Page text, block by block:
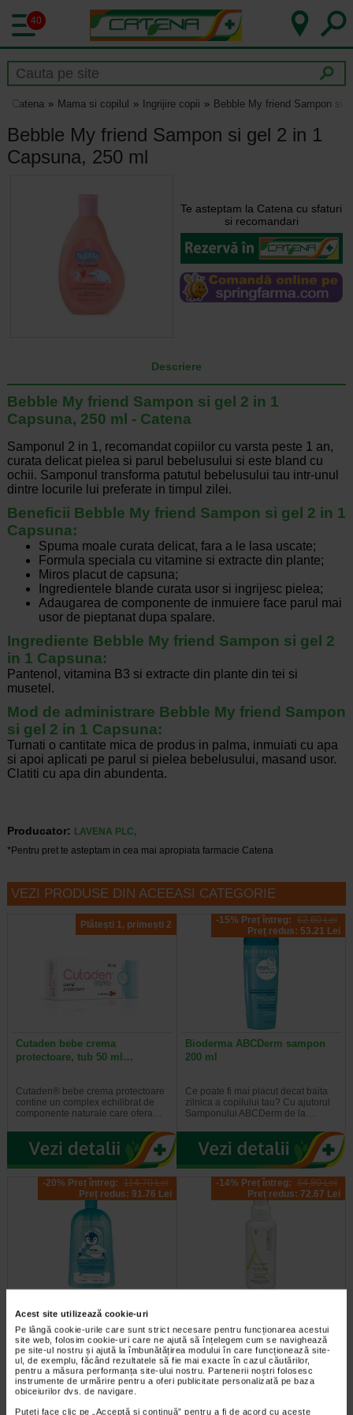
Acest site utilizează cookie-uri
Pe lângă cookie-urile care sunt strict necesare pentru funcționarea acestui
site web, folosim cookie-uri care ne ajută să înțelegem cum se navighează
pe site-ul nostru și ajută la îmbunătățirea modului în care funcționează site-
ul, de exemplu, făcând rezultatele să fie mai exacte în cazul căutărilor,
pentru a măsura performanța site-ului nostru. Partenerii noștri folosesc
instrumente de urmărire pentru a oferi publicitate personalizată pe baza
obiceiurilor dvs. de navigare.
Puteți face clic pe „Acceptă si continuă” pentru a fi de acord cu aceste
40
Catena Mama si copilul Ingrijire copii Bebble My friend Sampon si
Bebble My friend Sampon si gel 2 in 1
Capsuna, 250 ml
Te asteptam la Catena cu sfaturi
si recomandari
Descriere
Bebble My friend Sampon si gel 2 in 1
Capsuna, 250 ml - Catena
Samponul 2 in 1, recomandat copiilor cu varsta peste 1 an,
curata delicat pielea si parul bebelusului si este bland cu
ochii. Samponul transforma patutul bebelusului tau intr-unul
dintre locurile lui preferate in timpul zilei.
Beneficii Bebble My friend Sampon si gel 2 in 1
Capsuna:
Spuma moale curata delicat, fara a le lasa uscate;
Formula speciala cu vitamine si extracte din plante;
Miros placut de capsuna;
Ingredientele blande curata usor si ingrijesc pielea;
Adaugarea de componente de inmuiere face parul mai
usor de pieptanat dupa spalare.
Ingrediente Bebble My friend Sampon si gel 2
in 1 Capsuna:
Pantenol, vitamina B3 si extracte din plante din tei si
musetel.
Mod de administrare Bebble My friend Sampon
si gel 2 in 1 Capsuna:
Turnati o cantitate mica de produs in palma, inmuiati cu apa
si apoi aplicati pe parul si pielea bebelusului, masand usor.
Clatiti cu apa din abundenta.
Producator:
LAVENA PLC,
*Pentru pret te asteptam in cea mai apropiata farmacie Catena
VEZI PRODUSE DIN ACEEASI CATEGORIE
Plătești 1, primești 2
Cutaden bebe crema
protectoare, tub 50 ml…
Cutaden® bebe crema protectoare
contine un complex echilibrat de
componente naturale care ofera…
-15% Preț întreg: 62.60 Lei
Preț redus: 53.21 Lei
Bioderma ABCDerm sampon
200 ml
Ce poate fi mai placut decat baita
zilnica a copilului tau? Cu ajutorul
Samponului ABCDerm de la…
-20% Preț întreg: 114.70 Lei
Preț redus: 91.76 Lei
ABCDerm Gel spumant, 1l,
Bioderma
Gelul spumant ABCDerm de la
Bioderma este creat special pentru
pielea sensibila a copiilor…
-14% Preț întreg: 84,80 Lei
Preț redus: 72.67 Lei
Aderma Cytelium spray este un
produs cu efecte imediate in
tratamentul dermatitelor iritative…